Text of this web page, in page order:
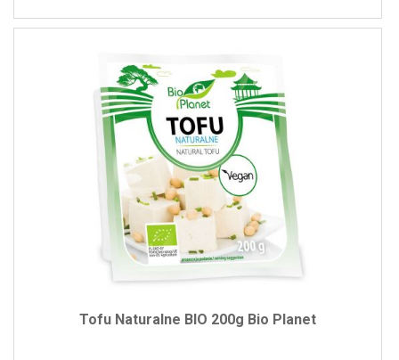
Tofu Naturalne BIO 200g Bio Planet